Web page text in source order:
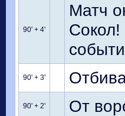
90' + 4'
Матч
Сокол!
90' + 3'
90' + 2' От